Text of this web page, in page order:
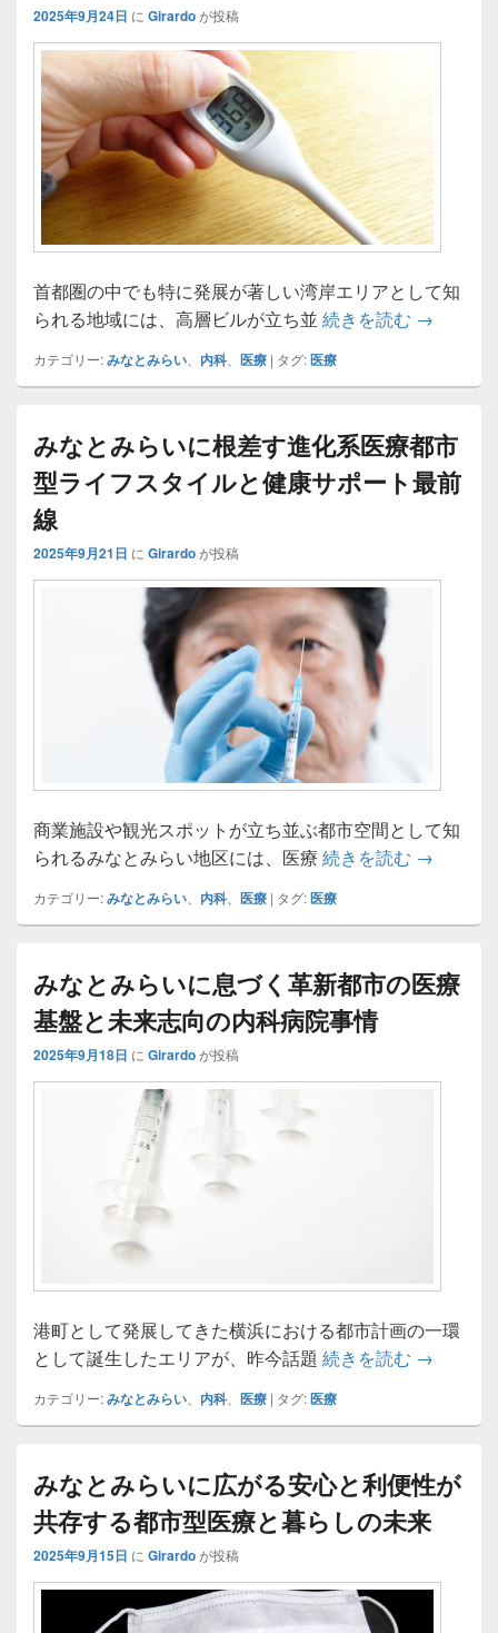
2025年9月24日 に Girardoが投稿
首都圏の中でも特に発展が著しい湾岸エリアとして知
られる地域には、高層ビルが立ち並 続きを読む みなとみ
→
カテゴリー:みなとみらい、 内科、 医療 | タグ:医療
みなとみらいに根差す進化系医療都市
型ライフスタイルと健康サポート最前
線
2025年9月21日 に Girardoが投稿
商業施設や観光スポットが立ち並ぶ都市空間として知
られるみなとみらい地区には、医療 続きを読む みなとみ
→
カテゴリー:みなとみらい 内科、 医療 | タグ:医療
みなとみらいに息づく革新都市の医療
基盤と未来志向の内科病院事情
2025年9月18日 に Girardoが投稿
港町として発展してきた横浜における都市計画の一環
として誕生したエリアが、昨今話題 続きを読む みなとみ
→
カテゴリー:みなとみらい 内科、 医療 | タグ:医療
みなとみらいに広がる安心と利便性が
共存する都市型医療と暮らしの未来
2025年9月15日 に Girardoが投稿